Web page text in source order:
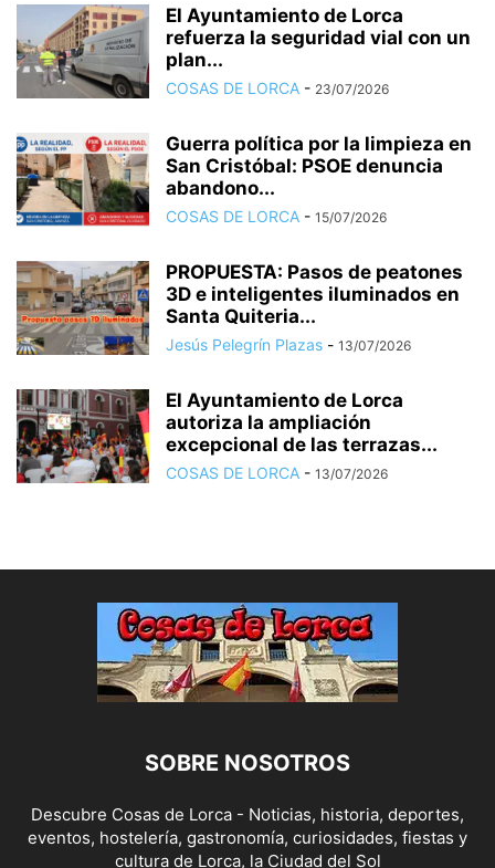
El Ayuntamiento de Lorca
refuerza la seguridad vial con un
plan...
COSAS DE LORCA - 23/07/2026
Guerra política por la limpieza en
San Cristóbal: PSOE denuncia
abandono...
COSAS DE LORCA - 15/07/2026
PROPUESTA: Pasos de peatones
3D e inteligentes iluminados en
Santa Quiteria...
Jesús Pelegrín Plazas - 13/07/2026
El Ayuntamiento de Lorca
autoriza la ampliación
excepcional de las terrazas...
COSAS DE LORCA - 13/07/2026
SOBRE NOSOTROS
Descubre Cosas de Lorca - Noticias, historia, deportes,
eventos, hostelería, gastronomía, curiosidades, fiestas y
cultura de Lorca, la Ciudad del Sol